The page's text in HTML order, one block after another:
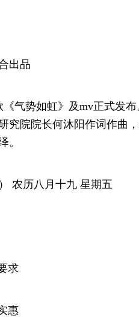
出品
气势如虹》及mv正式发
究院院长何沐阳作词作曲
。
农历八月十九 星期五
求
惠